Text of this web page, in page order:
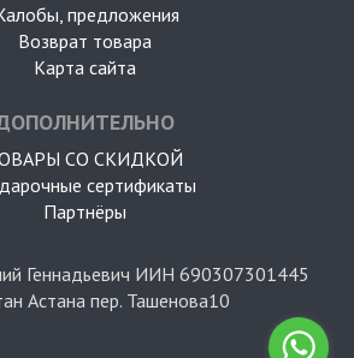
предложения
Возврат товара
Карта сайта
СО СКИДКОЙ
сертификаты
Партнёры
Геннадьевич ИИН 690307301445
Астана пер. Ташенова10